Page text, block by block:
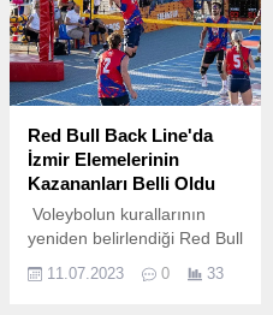
Red Bull Back Line'da
İzmir Elemelerinin
Kazananları Belli Oldu
Voleybolun kurallarının
yeniden belirlendiği Red Bull
32 takımın katılımıyla
11.07.2023 0 33